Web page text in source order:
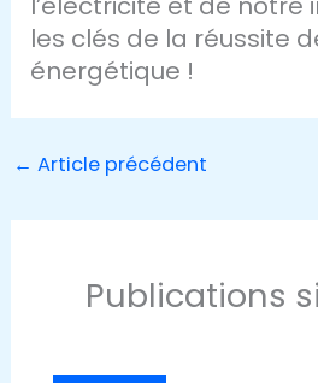
les clés de la réussite
énergétique !
← Article précédent
Publications